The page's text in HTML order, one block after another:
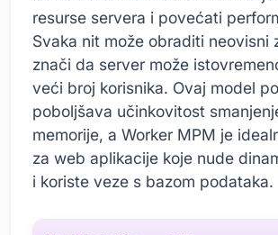
resurse servera i povećati
Svaka nit može obraditi neovisni
znači da server može
veći broj korisnika. Ovaj model
poboljšava učinkovitost
memorije, a Worker MPM je
za web aplikacije koje nude
i koriste veze s bazom podataka.